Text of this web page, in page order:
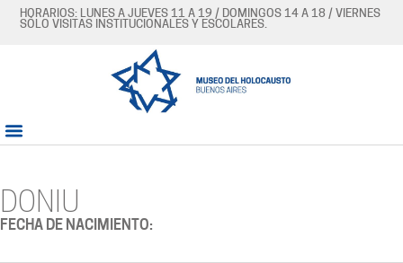
HORARIOS: LUNES A JUEVES 11 A 19 / DOMINGOS 14 A 18 / VIERNES
SÓLO VISITAS INSTITUCIONALES Y ESCOLARES.
DONIU
FECHA DE NACIMIENTO: